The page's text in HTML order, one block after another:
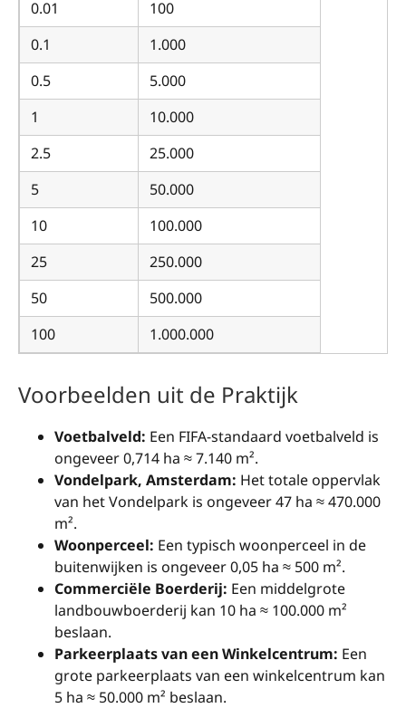
0.01
100
0.1
1.000
0.5
5.000
1
10.000
2.5
25.000
5
50.000
10
100.000
25
250.000
50
500.000
100
1.000.000
Voorbeelden uit de Praktijk
Voetbalveld: Een FIFA-standaard voetbalveld is
ongeveer 0,714 ha ≈ 7.140 m².
Vondelpark, Amsterdam: Het totale oppervlak
van het Vondelpark is ongeveer 47 ha ≈ 470.000
m².
Woonperceel: Een typisch woonperceel in de
buitenwijken is ongeveer 0,05 ha ≈ 500 m².
Commerciële Boerderij: Een middelgrote
landbouwboerderij kan 10 ha ≈ 100.000 m²
beslaan.
Parkeerplaats van een Winkelcentrum: Een
grote parkeerplaats van een winkelcentrum kan
5 ha ≈ 50.000 m² beslaan.